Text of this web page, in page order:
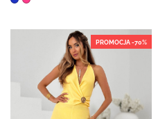
PROMOCJA -70%